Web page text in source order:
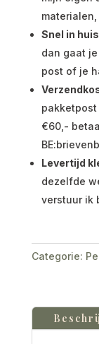
Snel in
dan gaat
post of je
€60,-
Levertijd
dezelfde
verstuur ik
Categorie: